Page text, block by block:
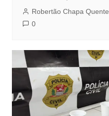
Robertão Chapa Quente
0